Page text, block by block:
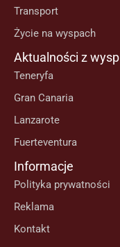
Transport
Życie na wyspach
Aktualności z wysp
Teneryfa
Gran Canaria
Lanzarote
Fuerteventura
Informacje
Polityka prywatności
Reklama
Kontakt